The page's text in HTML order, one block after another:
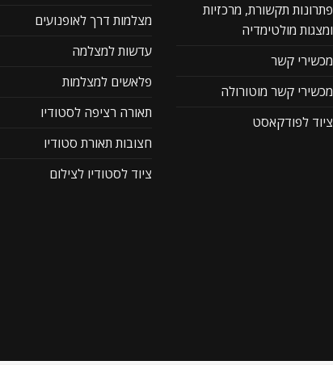
פתרונות תקשורת, מרכזיות
ומצגות מולטימדיה
מכשירי קשר
מכשירי קשר מוטורולה
ציוד לפודקאסט
מצלמות דרך לאופנועים
עדשות למצלמה
פלאשים למצלמות
תאורה רציפה לסטודיו
חצובות תאורת סטודיו
ציוד לסטודיו לצילום